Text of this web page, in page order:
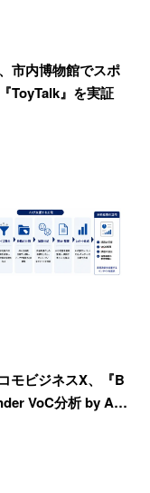
市内博物館でスポ
ToyTalk』を実証
モビジネスX、『B
VoC分析 by A…